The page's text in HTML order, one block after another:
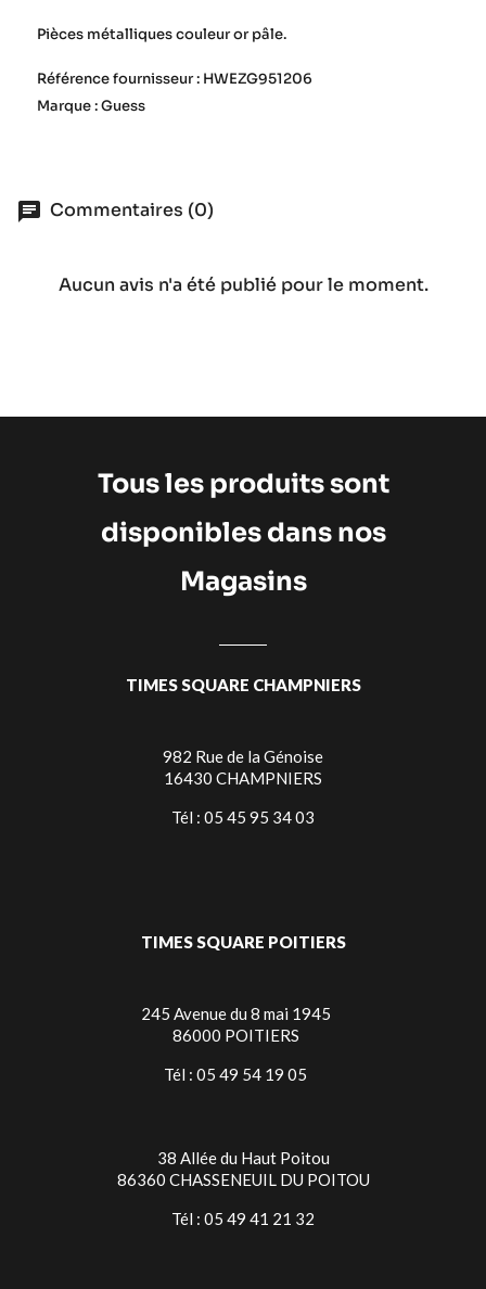
Pièces métalliques couleur or pâle.
Référence fournisseur : HWEZG951206
Marque : Guess
Commentaires (0)
Aucun avis n'a été publié pour le moment.
Tous les produits sont
disponibles dans nos
Magasins
TIMES SQUARE CHAMPNIERS
982 Rue de la Génoise
16430 CHAMPNIERS
Tél : 05 45 95 34 03
TIMES SQUARE POITIERS
245 Avenue du 8 mai 1945
86000 POITIERS
Tél : 05 49 54 19 05
38 Allée du Haut Poitou
86360 CHASSENEUIL DU POITOU
Tél : 05 49 41 21 32